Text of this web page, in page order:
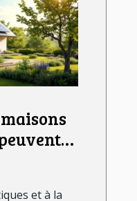
défis
et à la